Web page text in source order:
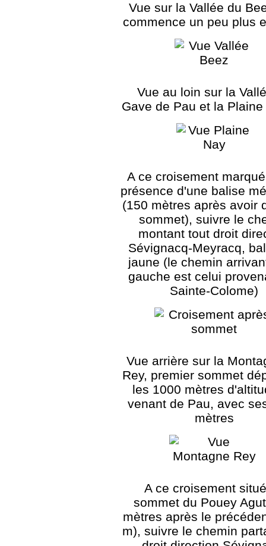
Vue sur la Vallée du
commence un peu plus
Vue au loin sur la
Gave de Pau et la
A ce croisement
présence d'une balise
(150 mètres après avoir
sommet), suivre le
montant tout droit
Sévignacq-Meyracq,
jaune (le chemin
gauche est celui
Sainte-Colome)
Vue arrière sur la
Rey, premier sommet
les 1000 mètres
venant de Pau, avec
mètres
A ce croisement
sommet du Pouey
mètres après le
m), suivre le chemin